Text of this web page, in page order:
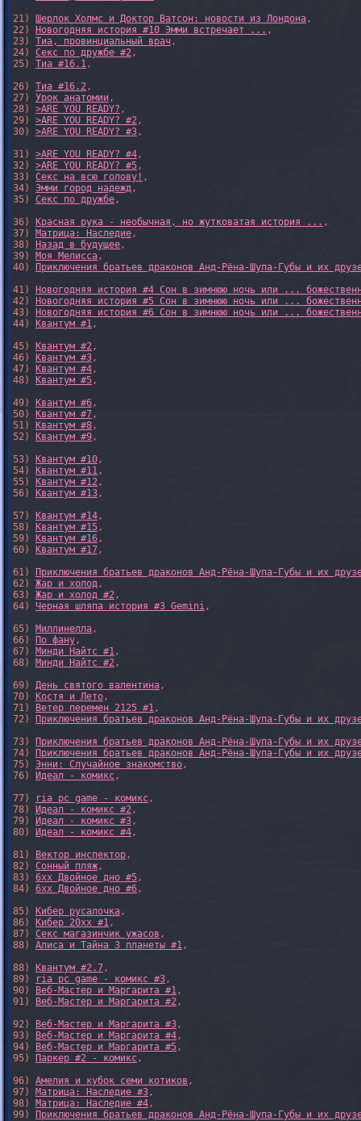
21) Шерлок Холмс и Доктор Ватсон: новости из Лондона,
22)
Новогодняя история #10 Эмми встречает ... ,
23) Тиа, провинциальный врач,
24) Секс по дружбе #2,
25) Тиа #16.1,
26) Тиа #16.2,
27) Урок анатомии,
28) >ARE YOU READY? ,
29) >ARE YOU READY? #2,
30) >ARE YOU READY? #3,
31) >ARE YOU READY? #4,
32) >ARE YOU READY? #5,
33) Секс на всю голову! ,
34) Эмми город надежд,
35) Секс по дружбе,
36)
Красная рука - необычная, но жутковатая история ... ,
37) Матрица: Наследие,
38)
Назад в будущее,
39) Моя Мелисса,
40)
Приключения братьев драконов Анд-Рёна-Шупа-Губы и их
41)
Новогодняя история #4 Сон в зимнюю ночь или ...
42)
Новогодняя история #5 Сон в зимнюю ночь или ...
43)
Новогодняя история #6 Сон в зимнюю ночь или ...
44)
Квантум #1,
45)
Квантум #2,
46)
Квантум #3,
47)
Квантум #4,
48)
Квантум #5,
49)
Квантум #6,
50)
Квантум #7,
51)
Квантум #8,
52)
Квантум #9,
53)
Квантум #10,
54)
Квантум #11,
55)
Квантум #12,
56)
Квантум #13,
57)
Квантум #14,
58)
Квантум #15,
59)
Квантум #16,
60)
Квантум #17,
61)
Приключения братьев драконов Анд-Рёна-Шупа-Губы и их
62) Жар и холод,
63) Жар и холод #2,
64) Черная шляпа история #3 Gemini,
65) Миллинелла,
66)
По фану,
67) Минди Найтс #1,
68) Минди Найтс #2,
69) День святого валентина,
70)
Костя и Лето,
71)
Ветер перемен 2125 #1,
72)
Приключения братьев драконов Анд-Рёна-Шупа-Губы и их
73)
Приключения братьев драконов Анд-Рёна-Шупа-Губы и их
74)
Приключения братьев драконов Анд-Рёна-Шупа-Губы и их
75) Энни: Случайное знакомство,
76)
Идеал - комикс,
77)
ria pc game - комикс,
78)
Идеал - комикс #2,
79)
Идеал - комикс #3,
80)
Идеал - комикс #4,
81)
Вектор инспектор,
82) Сонный пляж,
83) 6xx Двойное дно #5,
84) 6xx Двойное дно #6,
85)
Кибер русалочка,
86)
Кибер 20xx #1,
87) Секс магазинчик ужасов ,
88) Алиса и Тайна 3 планеты #1,
88)
Квантум #2.7,
89)
ria pc game - комикс #3,
90)
Веб-Мастер и Маргарита #1,
91)
Веб-Мастер и Маргарита #2,
92)
Веб-Мастер и Маргарита #3,
93)
Веб-Мастер и Маргарита #4,
94)
Веб-Мастер и Маргарита #5,
95)
Паркер #2 - комикс,
96) Амелия и кубок семи котиков ,
97) Матрица: Наследие #3,
98) Матрица: Наследие #4,
99)
Приключения братьев драконов Анд-Рёна-Шупа-Губы и их